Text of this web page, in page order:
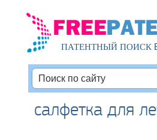
ПАТЕНТНЫЙ ПОИСК
салфетка для